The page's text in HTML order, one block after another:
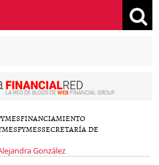
FINANCIAMIENTO
PYMESSECRETARÍA DE
González